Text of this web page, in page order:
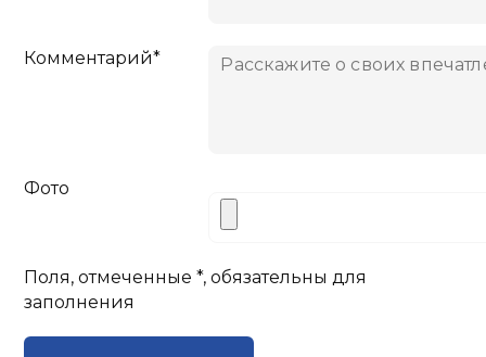
Комментарий*
Фото
Поля, отмеченные *, обязательны для
заполнения